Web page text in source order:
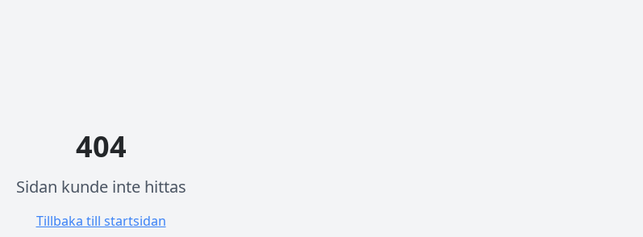
404
Sidan kunde inte hittas
Tillbaka till startsidan